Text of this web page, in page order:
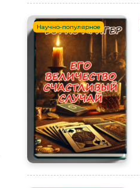
Научно-популярное